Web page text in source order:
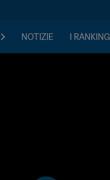
NOTIZIE I RANKING